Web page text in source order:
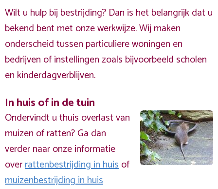
Wilt u hulp bij bestrijding? Dan is het belangrijk dat u
bekend bent met onze werkwijze. Wij maken
onderscheid tussen particuliere woningen en
bedrijven of instellingen zoals bijvoorbeeld scholen
en kinderdagverblijven.
In huis of in de tuin
Ondervindt u thuis overlast van
muizen of ratten? Ga dan
verder naar onze informatie
overrattenbestrijding in huisof
muizenbestrijding in huis